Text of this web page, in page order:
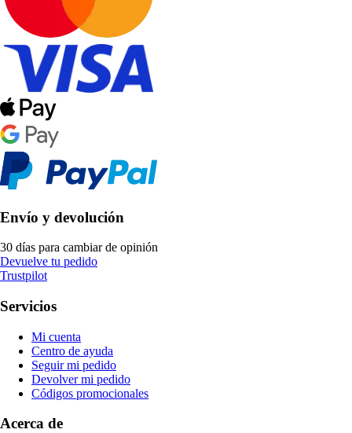
Envío y devolución
30 días para cambiar de opinión
Devuelve tu pedido
Trustpilot
Servicios
Mi cuenta
Centro de ayuda
Seguir mi pedido
Devolver mi pedido
Códigos promocionales
Acerca de